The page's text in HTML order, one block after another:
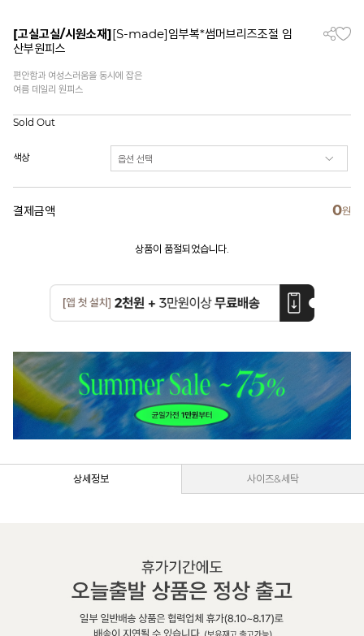
[고실고실/시원소재][S-made]임부복*썸머브리즈조절 임
산부원피스
편안함과 여성스러움을 동시에 잡은
여름 데일리 원피스
Sold Out
색상
결제금액 0원
상품이 품절되었습니다.
상세정보 사이즈&세탁